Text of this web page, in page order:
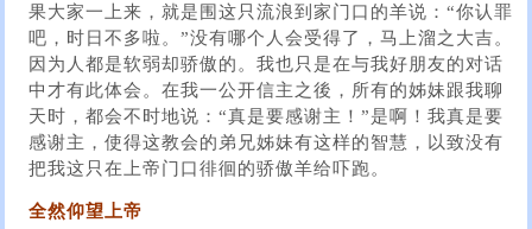
果大家一上来，就是围这只流浪到家门口的羊说：“你认罪
吧，时日不多啦。”没有哪个人会受得了，马上溜之大吉。
因为人都是软弱却骄傲的。我也只是在与我好朋友的对话
中才有此体会。在我一公开信主之後，所有的姊妹跟我聊
天时，都会不时地说：“真是要感谢主！”是啊！我真是要
感谢主，使得这教会的弟兄姊妹有这样的智慧，以致没有
把我这只在上帝门口徘徊的骄傲羊给吓跑。
全然仰望上帝